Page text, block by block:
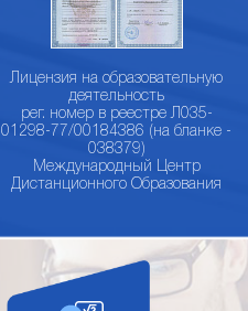
Лицензия на образовательную
деятельность
рег. номер в реестре Л035-
01298-77/00184386 (на бланке -
038379)
Международный Центр
Дистанционного Образования